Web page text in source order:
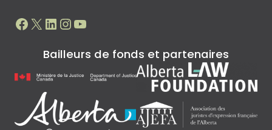
Facebook
X LinkedIn
Instagram
YouTube
Bailleurs de fonds et partenaires